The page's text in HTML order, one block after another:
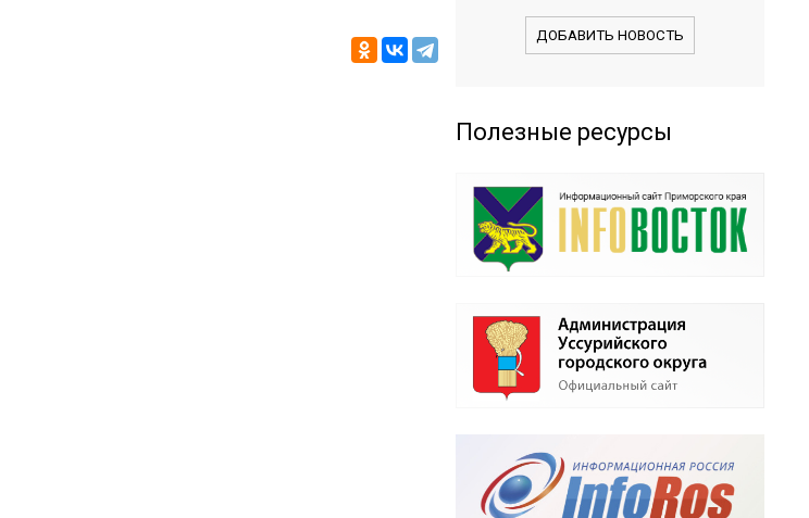
ДОБАВИТЬ НОВОСТЬ
Полезные ресурсы